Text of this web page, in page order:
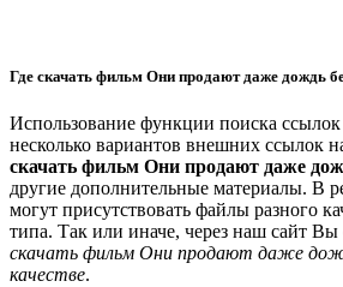
Где скачать фильм Они продают даже дождь
Использование функции поиска
несколько вариантов внешних ссылок
скачать фильм Они продают даже
другие дополнительные материалы. В
могут присутствовать файлы разного
типа. Так или иначе, через наш сайт Вы
скачать фильм Они продают даже
качестве.